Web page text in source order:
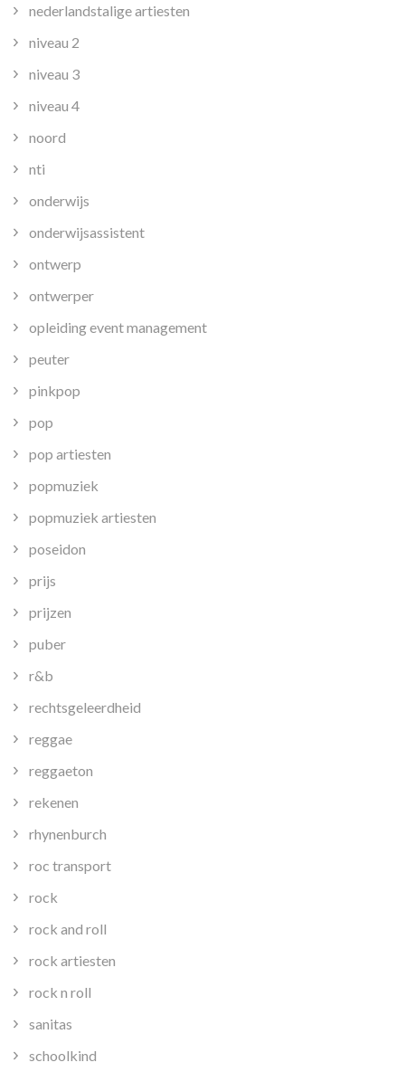
nederlandstalige artiesten
niveau 2
niveau 3
niveau 4
noord
nti
onderwijs
onderwijsassistent
ontwerp
ontwerper
opleiding event management
peuter
pinkpop
pop
pop artiesten
popmuziek
popmuziek artiesten
poseidon
prijs
prijzen
puber
r&b
rechtsgeleerdheid
reggae
reggaeton
rekenen
rhynenburch
roc transport
rock
rock and roll
rock artiesten
rock n roll
sanitas
schoolkind